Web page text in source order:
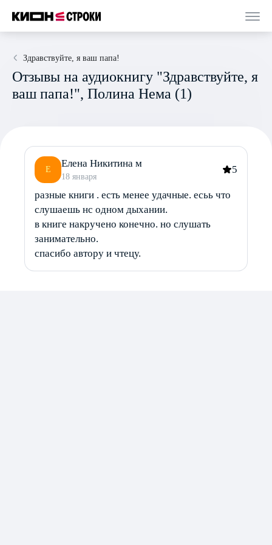
Здравствуйте, я ваш папа!
Отзывы на аудиокнигу "Здравствуйте, я
ваш папа!", Полина Нема (1)
Е
Елена Никитина м
18 января
5
разные книги . есть менее удачные. есьь что
слушаешь нс одном дыхании.
в книге накручено конечно. но слушать
занимательно.
спасибо автору и чтецу.